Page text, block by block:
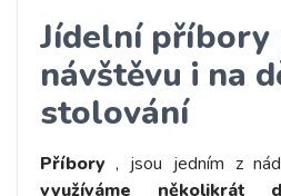
Jídelní příbory
návštěvu i na
stolování
Příbory , jsou jedním z
využíváme několikrát